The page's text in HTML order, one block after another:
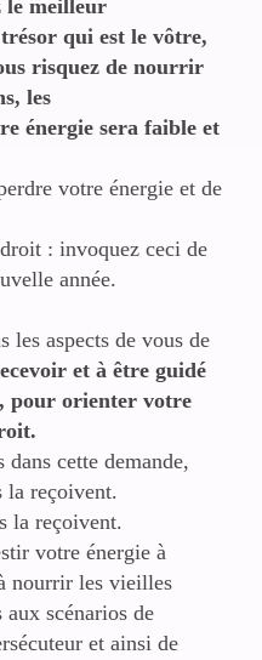
le meilleur
qui est le vôtre,
risquez de nourrir
les
énergie sera faible et
votre énergie et de
: invoquez ceci de
année.
les aspects de vous de
et à être guidé
pour orienter votre
cette demande,
la reçoivent.
la reçoivent.
votre énergie à
nourrir les vieilles
scénarios de
et ainsi de